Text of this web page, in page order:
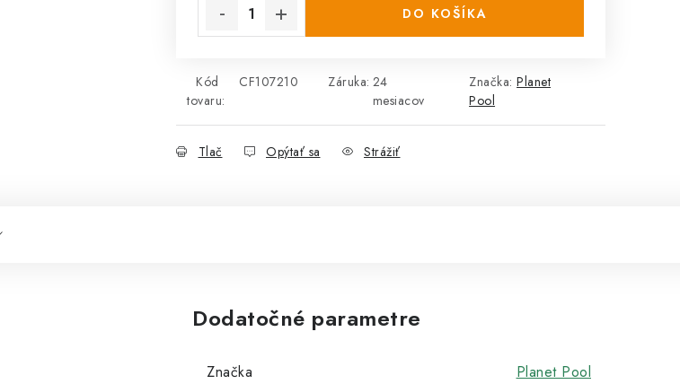
DO KOŠÍKA
Kód
tovaru:
CF107210 Záruka: 24
mesiacov
Značka:Planet
Pool
Tlač Opýtať sa Strážiť
Dodatočné parametre
Značka Planet Pool